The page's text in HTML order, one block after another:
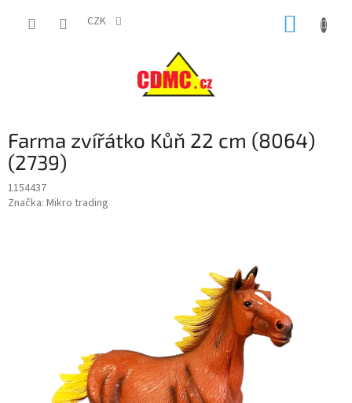
CZK
Farma zvířátko Kůň 22 cm (8064)
(2739)
1154437
Značka: Mikro trading